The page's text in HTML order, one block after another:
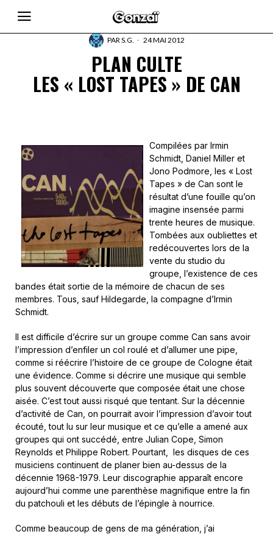
PARS.G. 24 MAI 2012
PLAN CULTE
LES « LOST TAPES » DE CAN
Compilées par Irmin
Schmidt, Daniel Miller et
Jono Podmore, les « Lost
Tapes » de Can sont le
résultat d’une fouille qu’on
imagine insensée parmi
trente heures de musique.
Tombées aux oubliettes et
redécouvertes lors de la
vente du studio du
groupe, l’existence de ces
bandes était sortie de la mémoire de chacun de ses
membres. Tous, sauf Hildegarde, la compagne d’Irmin
Schmidt.
Il est difficile d’écrire sur un groupe comme Can sans avoir
l’impression d’enfiler un col roulé et d’allumer une pipe,
comme si réécrire l’histoire de ce groupe de Cologne était
une évidence. Comme si décrire une musique qui semble
plus souvent découverte que composée était une chose
aisée. C’est tout aussi risqué que tentant. Sur la décennie
d’activité de Can, on pourrait avoir l’impression d’avoir tout
écouté, tout lu sur leur musique et ce qu’elle a amené aux
groupes qui ont succédé, entre Julian Cope, Simon
Reynolds et Philippe Robert. Pourtant, les disques de ces
musiciens continuent de planer bien au-dessus de la
décennie 1968-1979. Leur discographie apparaît encore
aujourd’hui comme une parenthèse magnifique entre la fin
du patchouli et les débuts de l’épingle à nourrice.
Comme beaucoup de gens de ma génération, j’ai